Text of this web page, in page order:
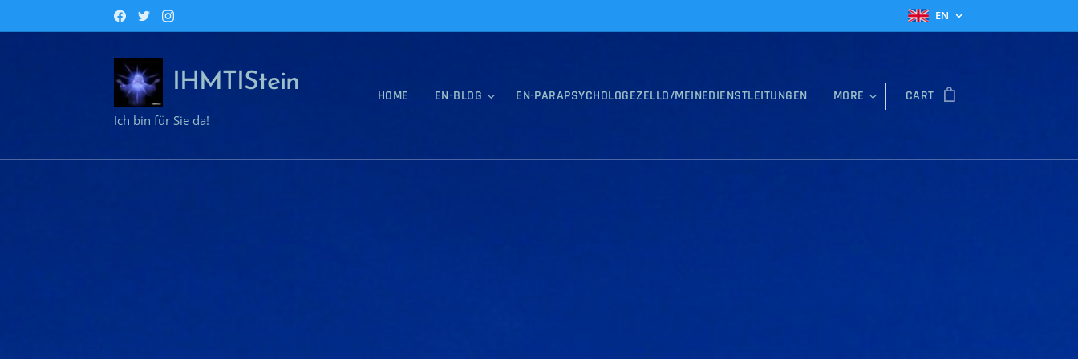
EN
IHMTIStein
Ich bin für Sie da!
HOME EN-BLOG EN-PARAPSYCHOLOGEZELLO/MEINEDIENSTLEITUNGEN MORE CART